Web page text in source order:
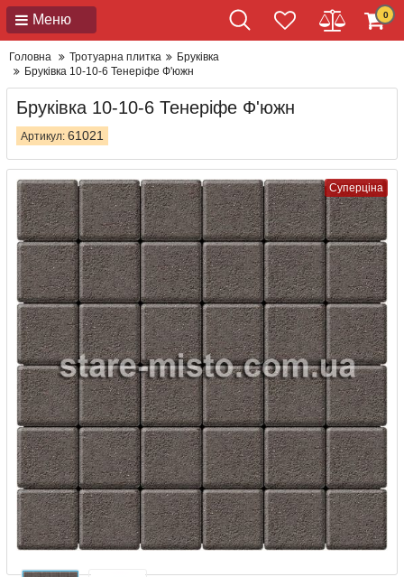
Меню 0
Головна Тротуарна плитка
Бруківка
Бруківка 10-10-6 Тенеріфе Ф'южн
Бруківка 10-10-6 Тенеріфе Ф'южн
Артикул: 61021
Суперціна